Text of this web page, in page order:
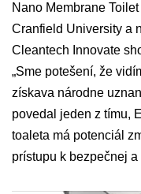
Nano Membrane
Cranfield University a
Cleantech Innovate
„Sme potešení, že
získava národne
povedal jeden z tímu,
toaleta má potenciál
prístupu k bezpečnej